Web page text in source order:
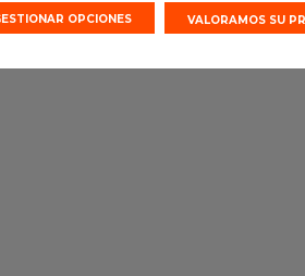
GESTIONAR OPCIONES VALORAMOS SU